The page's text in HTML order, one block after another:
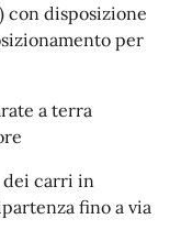
con disposizione
per
a terra
dei carri in
fino a via